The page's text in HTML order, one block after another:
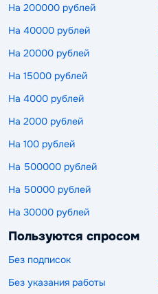
На 200000 рублей
На 40000 рублей
На 20000 рублей
На 15000 рублей
На 4000 рублей
На 2000 рублей
На 100 рублей
На 500000 рублей
На 50000 рублей
На 30000 рублей
Пользуются спросом
Без подписок
Без указания работы